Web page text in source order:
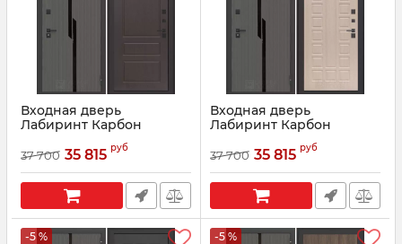
Входная дверь
Лабиринт Карбон
(CARBON) 03 - Орех
премиум
Артикул: 07011
37 700 35 815 руб
Входная дверь
Лабиринт Карбон
(CARBON) 04 - Беленый
дуб
Артикул: 07013
37 700 35 815 руб
-5 % -5 %